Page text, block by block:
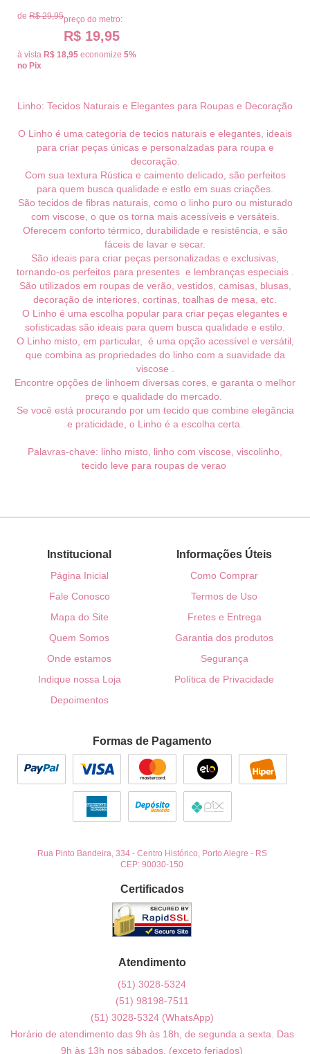
de R$ 29,95preço do metro:
R$ 19,95
à vista R$ 18,95 economize 5%
no Pix
Linho: Tecidos Naturais e Elegantes para Roupas e Decoração
O Linho é uma categoria de tecios naturais e elegantes, ideais
para criar peças únicas e personalzadas para roupa e
decoração.
Com sua textura Rústica e caimento delicado, são perfeitos
para quem busca qualidade e estlo em suas criações.
São tecidos de fibras naturais, como o linho puro ou misturado
com viscose, o que os torna mais acessíveis e versáteis.
Oferecem conforto térmico, durabilidade e resistência, e são
fáceis de lavar e secar.
São ideais para criar peças personalizadas e exclusivas,
tornando-os perfeitos para presentes e lembranças especiais .
São utilizados em roupas de verão, vestidos, camisas, blusas,
decoração de interiores, cortinas, toalhas de mesa, etc.
O Linho é uma escolha popular para criar peças elegantes e
sofisticadas são ideais para quem busca qualidade e estilo.
O Linho misto, em particular, é uma opção acessível e versátil,
que combina as propriedades do linho com a suavidade da
viscose .
Encontre opções de linhoem diversas cores, e garanta o melhor
preço e qualidade do mercado.
Se você está procurando por um tecido que combine elegância
e praticidade, o Linho é a escolha certa.
Palavras-chave: linho misto, linho com viscose, viscolinho,
tecido leve para roupas de verao
Institucional
Página Inicial
Fale Conosco
Mapa do Site
Quem Somos
Onde estamos
Indique nossa Loja
Depoimentos
Informações Úteis
Como Comprar
Termos de Uso
Fretes e Entrega
Garantia dos produtos
Segurança
Política de Privacidade
Formas de Pagamento
Rua Pinto Bandeira, 334- Centro Histórico, Porto Alegre - RS
CEP: 90030-150
Certificados
Atendimento
(51) 3028-5324
(51) 98198-7511
(51) 3028-5324 (WhatsApp)
Horário de atendimento das 9h às 18h, de segunda a sexta. Das
9h às 13h nos sábados. (exceto feriados)